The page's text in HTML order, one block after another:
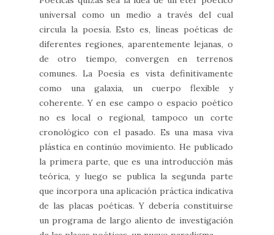
universal como un medio a través del cual
circula la poesía. Esto es, líneas poéticas de
diferentes regiones, aparentemente lejanas, o
de otro tiempo, convergen en terrenos
comunes. La Poesía es vista definitivamente
como una galaxia, un cuerpo flexible y
coherente. Y en ese campo o espacio poético
no es local o regional, tampoco un corte
cronológico con el pasado. Es una masa viva
plástica en continúo movimiento. He publicado
la primera parte, que es una introducción más
teórica, y luego se publica la segunda parte
que incorpora una aplicación práctica indicativa
de las placas poéticas. Y debería constituirse
un programa de largo aliento de investigación